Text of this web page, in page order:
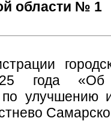
области № 1
года «Об
улучшению